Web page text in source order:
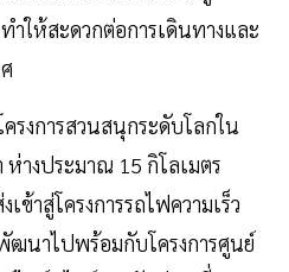
ำให้สะดวกต่อการเดินทางและ
งการสวนสนุกระดับโลกใน
างประมาณ 15 กิโลเมตร
ข้าสู่โครงการรถไฟความเร็ว
ฒนาไปพร้อมกับโครงการศูนย์